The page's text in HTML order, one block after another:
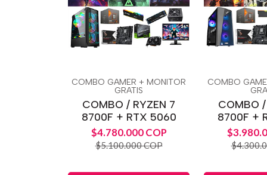
COMBO GAMER + MONITOR
GRATIS
COMBO / RYZEN 7
8700F + RTX 5060
$4.780.000 COP
$5.100.000 COP
COMBO
COMBO
8700F +